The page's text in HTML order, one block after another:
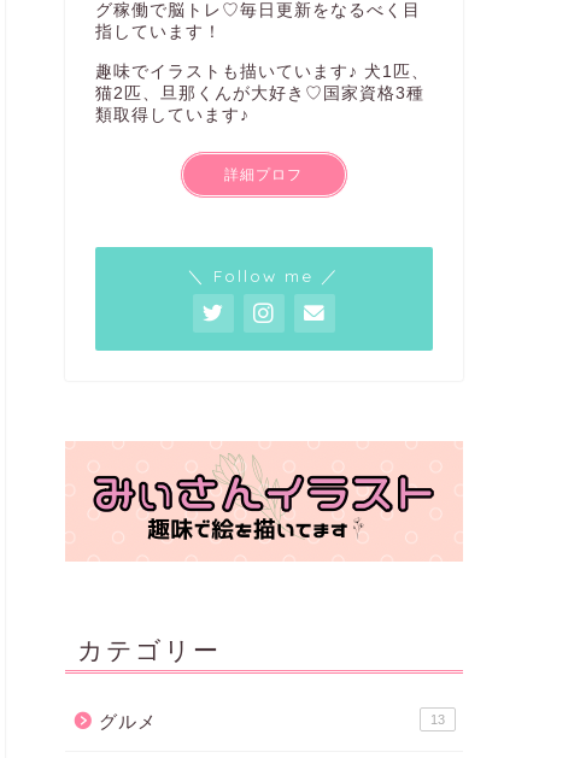
グ稼働で脳トレ♡毎日更新をなるべく目
指しています！
趣味でイラストも描いています♪ 犬1匹、
猫2匹、旦那くんが大好き♡国家資格3種
類取得しています♪
詳細プロフ
＼ Follow me ／
カテゴリー
グルメ 13